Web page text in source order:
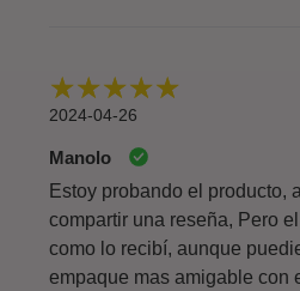
2024-04-26
Manolo
Estoy probando el producto,
compartir una reseña, Pero
como lo recibí, aunque
empaque mas amigable con